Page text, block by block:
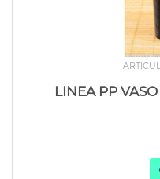
LINEA PP